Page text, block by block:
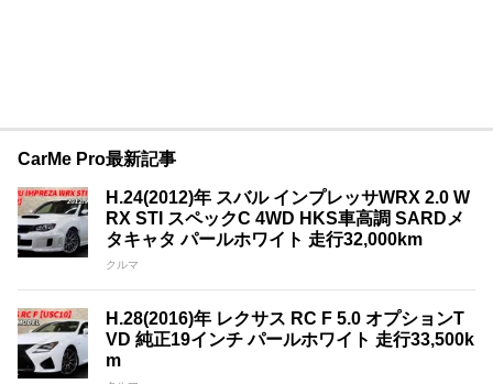
CarMe Pro最新記事
H.24(2012)年 スバル インプレッサWRX 2.0 W
RX STI スペックC 4WD HKS車高調 SARDメ
タキャタ パールホワイト 走行32,000km
クルマ
H.28(2016)年 レクサス RC F 5.0 オプションT
VD 純正19インチ パールホワイト 走行33,500k
m